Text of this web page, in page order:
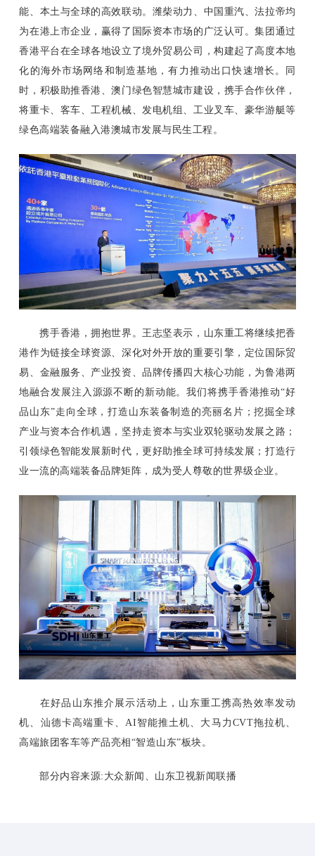
能、本土与全球的高效联动。潍柴动力、中国重汽、法拉帝均
为在港上市企业，赢得了国际资本市场的广泛认可。集团通过
香港平台在全球各地设立了境外贸易公司，构建起了高度本地
化的海外市场网络和制造基地，有力推动出口快速增长。同
时，积极助推香港、澳门绿色智慧城市建设，携手合作伙伴，
将重卡、客车、工程机械、发电机组、工业叉车、豪华游艇等
绿色高端装备融入港澳城市发展与民生工程。
携手香港，拥抱世界。王志坚表示，山东重工将继续把香
港作为链接全球资源、深化对外开放的重要引擎，定位国际贸
易、金融服务、产业投资、品牌传播四大核心功能，为鲁港两
地融合发展注入源源不断的新动能。我们将携手香港推动“好
品山东”走向全球，打造山东装备制造的亮丽名片；挖掘全球
产业与资本合作机遇，坚持走资本与实业双轮驱动发展之路；
引领绿色智能发展新时代，更好助推全球可持续发展；打造行
业一流的高端装备品牌矩阵，成为受人尊敬的世界级企业。
在好品山东推介展示活动上，山东重工携高热效率发动
机、汕德卡高端重卡、AI智能推土机、大马力CVT拖拉机、
高端旅团客车等产品亮相“智造山东”板块。
部分内容来源:大众新闻、山东卫视新闻联播